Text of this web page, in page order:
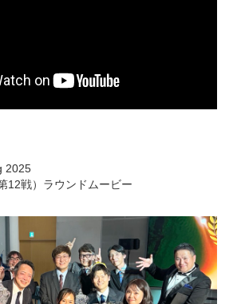
2025
12戦）ラウンドムービー